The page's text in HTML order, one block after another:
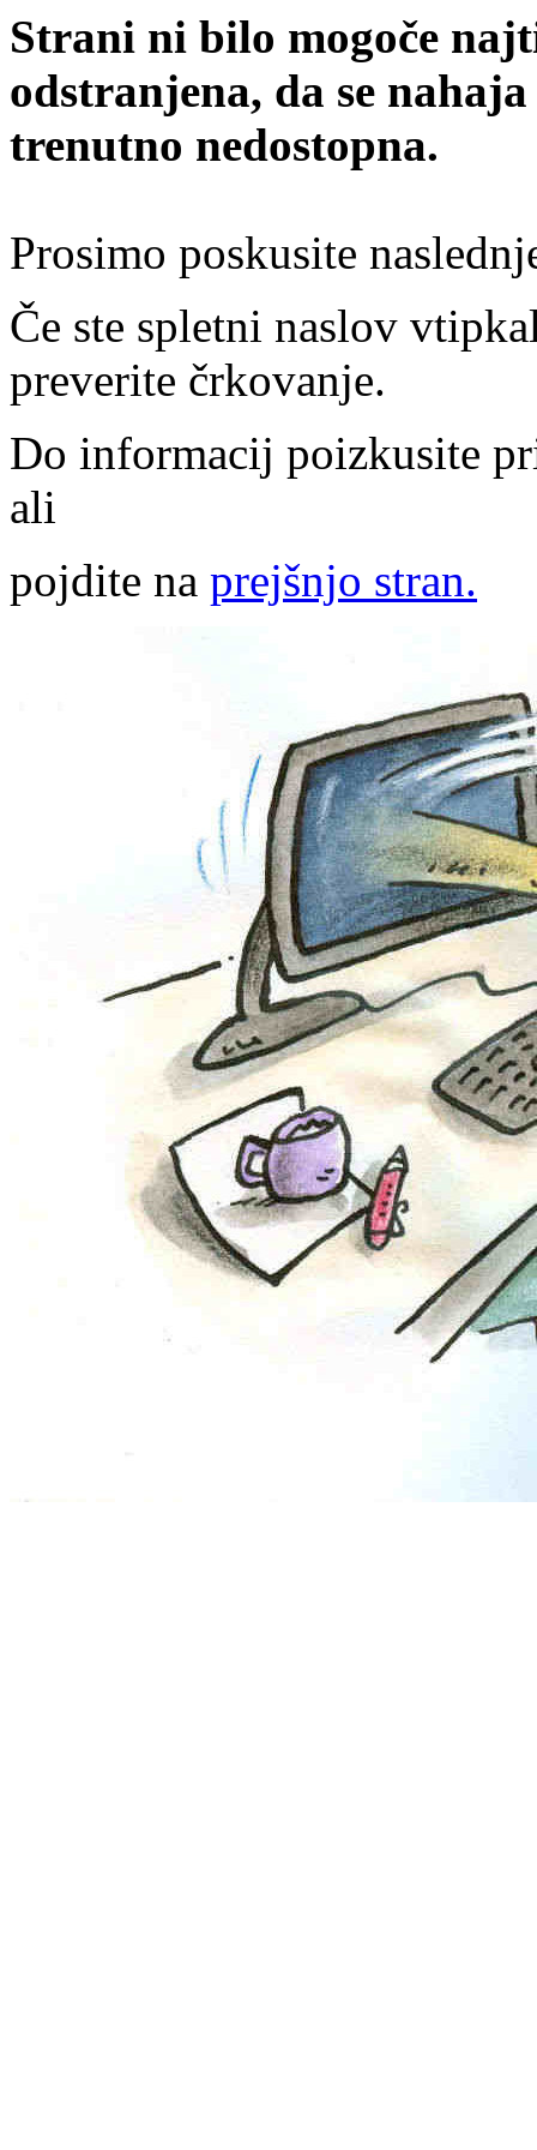
Strani ni bilo mogoče
odstranjena, da se
trenutno nedostopna.
Prosimo poskusite
Če ste spletni naslov
preverite črkovanje.
Do informacij poizkusite
ali
pojdite na prejšnjo stran.